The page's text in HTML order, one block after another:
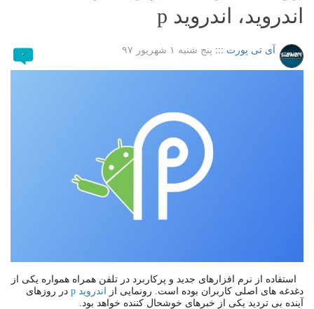
اندروید، اندروید p
آی تی پورت ::: پنج شنبه ۱ شهریور ۹۷ ۰
استفاده از نرم افزارهای جدید و پرکاربرد در تلفن همراه همواره یکی از
دغدغه های اصلی کاربران بوده است. رونمایی از
اندروید p
در روزهای
آینده بی تردید یکی از خبرهای خوشحال کننده خواهد بود.